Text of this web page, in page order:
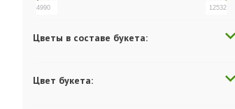
4990 12532
Цветы в составе букета:
Цвет букета: